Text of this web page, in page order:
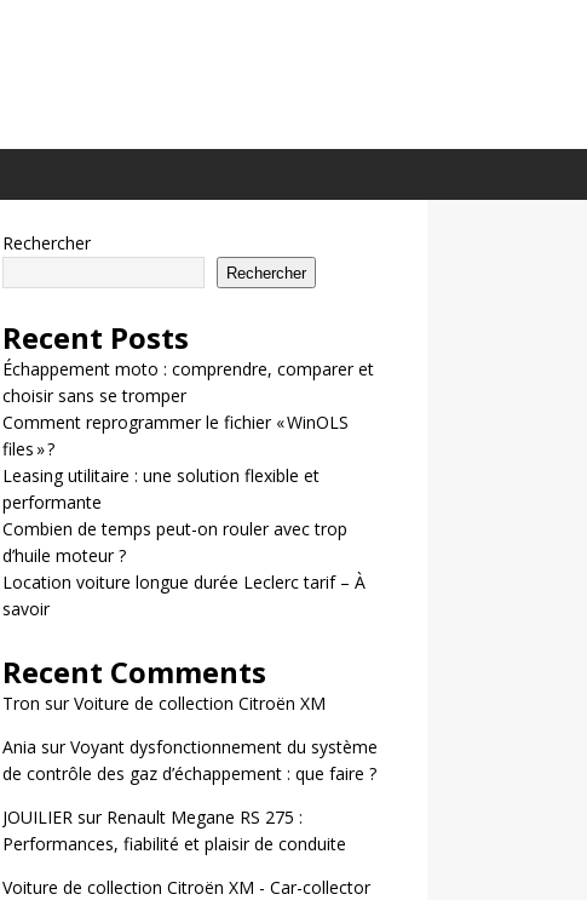
Rechercher
Rechercher
Recent Posts
Échappement moto : comprendre, comparer et
choisir sans se tromper
Comment reprogrammer le fichier « WinOLS
files » ?
Leasing utilitaire : une solution flexible et
performante
Combien de temps peut-on rouler avec trop
d’huile moteur ?
Location voiture longue durée Leclerc tarif – À
savoir
Recent Comments
Tron surVoiture de collection Citroën XM
Ania surVoyant dysfonctionnement du système
de contrôle des gaz d’échappement : que faire ?
JOUILIERsur Renault Megane RS 275 :
Performances, fiabilité et plaisir de conduite
Voiture de collection Citroën XM - Car-collector